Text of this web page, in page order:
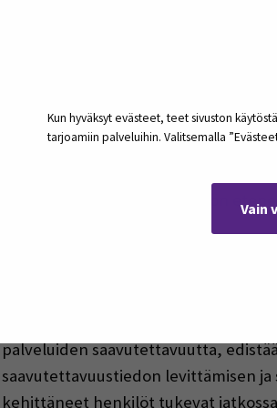
Kun hyväksyt evästeet, teet sivuston
tarjoamiin palveluihin. Valitsemalla
Vain
erilaisia käytännön ohjeita ja
tarjottiin henkilökunnalle.
verkkopalvelujen uudistustyön
palveluiden saavutettavuutta,
saavutettavuustiedon levittämisen ja
kehittäneet henkilöt tukevat